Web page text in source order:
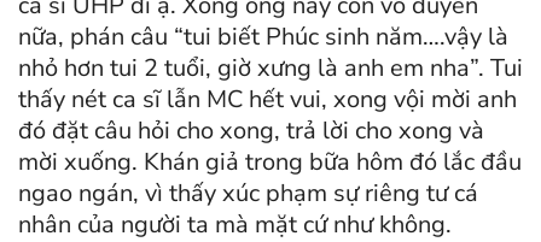
nữa, phán câu “tui biết Phúc sinh năm….vậy là
nhỏ hơn tui 2 tuổi, giờ xưng là anh em nha”. Tui
thấy nét ca sĩ lẫn MC hết vui, xong vội mời anh
đó đặt câu hỏi cho xong, trả lời cho xong và
mời xuống. Khán giả trong bữa hôm đó lắc đầu
ngao ngán, vì thấy xúc phạm sự riêng tư cá
nhân của người ta mà mặt cứ như không.